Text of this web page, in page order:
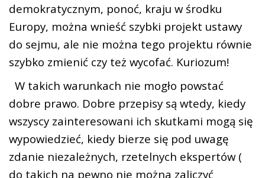
demokratycznym, ponoć, kraju w środku
Europy, można wnieść szybki projekt ustawy
do sejmu, ale nie można tego projektu równie
szybko zmienić czy też wycofać. Kuriozum!
W takich warunkach nie mogło powstać
dobre prawo. Dobre przepisy są wtedy, kiedy
wszyscy zainteresowani ich skutkami mogą się
wypowiedzieć, kiedy bierze się pod uwagę
zdanie niezależnych, rzetelnych ekspertów (
do takich na pewno nie można zaliczyć